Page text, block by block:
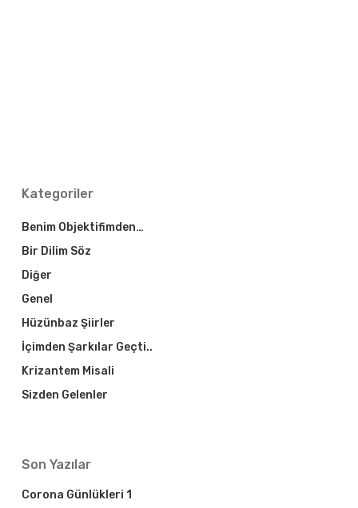
Kategoriler
Benim Objektifimden…
Bir Dilim Söz
Diğer
Genel
Hüzünbaz Şiirler
İçimden Şarkılar Geçti..
Krizantem Misali
Sizden Gelenler
Son Yazılar
Corona Günlükleri 1